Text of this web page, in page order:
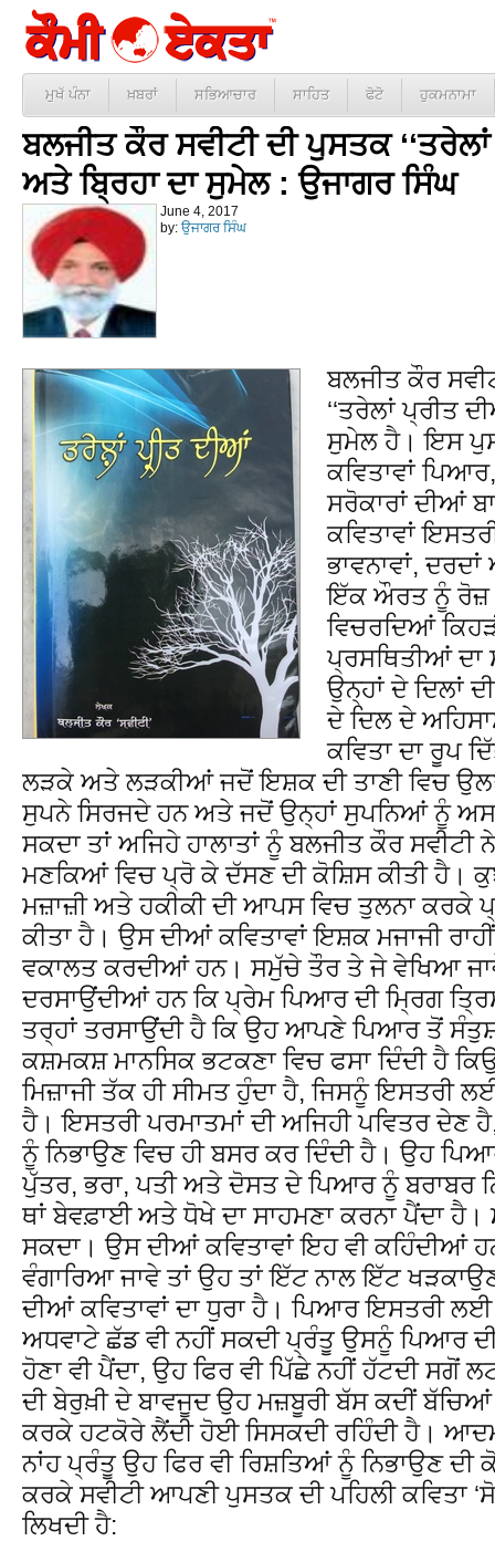
ਮੁਖੱ ਪੰਨਾ ਖ਼ਬਰਾਂ ਸਭਿਆਚਾਰ ਸਾਹਿਤ ਫੋਟੋ ਹੁਕਮਨਾਮਾ
ਬਲਜੀਤ ਕੌਰ ਸਵੀਟੀ ਦੀ ਪੁਸਤਕ
ਅਤੇ ਬ੍ਰਿਹਾ ਦਾ ਸੁਮੇਲ : ਉਜਾਗਰ ਸਿੰਘ
June 4, 2017
by: ਉਜਾਗਰ ਸਿੰਘ
ਬਲਜੀਤ ਕੌਰ
‘‘ਤਰੇਲਾਂ ਪ੍ਰੀਤ
ਸੁਮੇਲ ਹੈ। ਇਸ
ਕਵਿਤਾਵਾਂ
ਸਰੋਕਾਰਾਂ ਦੀਆਂ
ਕਵਿਤਾਵਾਂ
ਭਾਵਨਾਵਾਂ,
ਇੱਕ ਔਰਤ ਨੂੰ ਰੋਜ਼
ਵਿਚਰਦਿਆਂ
ਪ੍ਰਸਥਿਤੀਆਂ ਦਾ
ਉਨ੍ਹਾਂ ਦੇ ਦਿਲਾਂ
ਦੇ ਦਿਲ ਦੇ
ਕਵਿਤਾ ਦਾ ਰੂਪ
ਲੜਕੇ ਅਤੇ ਲੜਕੀਆਂ ਜਦੋਂ ਇਸ਼ਕ ਦੀ ਤਾਣੀ ਵਿਚ
ਸੁਪਨੇ ਸਿਰਜਦੇ ਹਨ ਅਤੇ ਜਦੋਂ ਉਨ੍ਹਾਂ ਸੁਪਨਿਆਂ ਨੂੰ
ਸਕਦਾ ਤਾਂ ਅਜਿਹੇ ਹਾਲਾਤਾਂ ਨੂੰ ਬਲਜੀਤ ਕੌਰ ਸਵੀਟੀ
ਮਣਕਿਆਂ ਵਿਚ ਪ੍ਰੋ ਕੇ ਦੱਸਣ ਦੀ ਕੋਸ਼ਿਸ ਕੀਤੀ ਹੈ।
ਮਜ਼ਾਜ਼ੀ ਅਤੇ ਹਕੀਕੀ ਦੀ ਆਪਸ ਵਿਚ ਤੁਲਨਾ ਕਰਕੇ
ਕੀਤਾ ਹੈ। ਉਸ ਦੀਆਂ ਕਵਿਤਾਵਾਂ ਇਸ਼ਕ ਮਜਾਜੀ
ਵਕਾਲਤ ਕਰਦੀਆਂ ਹਨ। ਸਮੁੱਚੇ ਤੌਰ ਤੇ ਜੇ ਵੇਖਿਆ ਜਾਵੇ
ਦਰਸਾਉਂਦੀਆਂ ਹਨ ਕਿ ਪ੍ਰੇਮ ਪਿਆਰ ਦੀ ਮ੍ਰਿਗ
ਤਰ੍ਹਾਂ ਤਰਸਾਉਂਦੀ ਹੈ ਕਿ ਉਹ ਆਪਣੇ ਪਿਆਰ ਤੋਂ
ਕਸ਼ਮਕਸ਼ ਮਾਨਸਿਕ ਭਟਕਣਾ ਵਿਚ ਫਸਾ ਦਿੰਦੀ ਹੈ
ਮਿਜ਼ਾਜੀ ਤੱਕ ਹੀ ਸੀਮਤ ਹੁੰਦਾ ਹੈ, ਜਿਸਨੂੰ ਇਸਤਰੀ
ਹੈ। ਇਸਤਰੀ ਪਰਮਾਤਮਾਂ ਦੀ ਅਜਿਹੀ ਪਵਿਤਰ ਦੇਣ
ਨੂੰ ਨਿਭਾਉਣ ਵਿਚ ਹੀ ਬਸਰ ਕਰ ਦਿੰਦੀ ਹੈ। ਉਹ
ਪੁੱਤਰ, ਭਰਾ, ਪਤੀ ਅਤੇ ਦੋਸਤ ਦੇ ਪਿਆਰ ਨੂੰ ਬਰਾਬਰ
ਥਾਂ ਬੇਵਫ਼ਾਈ ਅਤੇ ਧੋਖੇ ਦਾ ਸਾਹਮਣਾ ਕਰਨਾ ਪੈਂਦਾ ਹੈ।
ਸਕਦਾ। ਉਸ ਦੀਆਂ ਕਵਿਤਾਵਾਂ ਇਹ ਵੀ ਕਹਿੰਦੀਆਂ
ਵੰਗਾਰਿਆ ਜਾਵੇ ਤਾਂ ਉਹ ਤਾਂ ਇੱਟ ਨਾਲ ਇੱਟ
ਦੀਆਂ ਕਵਿਤਾਵਾਂ ਦਾ ਧੁਰਾ ਹੈ। ਪਿਆਰ ਇਸਤਰੀ
ਅਧਵਾਟੇ ਛੱਡ ਵੀ ਨਹੀਂ ਸਕਦੀ ਪ੍ਰੰਤੂ ਉਸਨੂੰ ਪਿਆਰ
ਹੋਣਾ ਵੀ ਪੈਂਦਾ, ਉਹ ਫਿਰ ਵੀ ਪਿੱਛੇ ਨਹੀਂ ਹੱਟਦੀ ਸਗੋਂ
ਦੀ ਬੇਰੁਖ਼ੀ ਦੇ ਬਾਵਜੂਦ ਉਹ ਮਜ਼ਬੂਰੀ ਬੱਸ ਕਦੀਂ
ਕਰਕੇ ਹਟਕੋਰੇ ਲੈਂਦੀ ਹੋਈ ਸਿਸਕਦੀ ਰਹਿੰਦੀ ਹੈ।
ਨਾਂਹ ਪ੍ਰੰਤੂ ਉਹ ਫਿਰ ਵੀ ਰਿਸ਼ਤਿਆਂ ਨੂੰ ਨਿਭਾਉਣ ਦੀ
ਕਰਕੇ ਸਵੀਟੀ ਆਪਣੀ ਪੁਸਤਕ ਦੀ ਪਹਿਲੀ ਕਵਿਤਾ
ਲਿਖਦੀ ਹੈ: